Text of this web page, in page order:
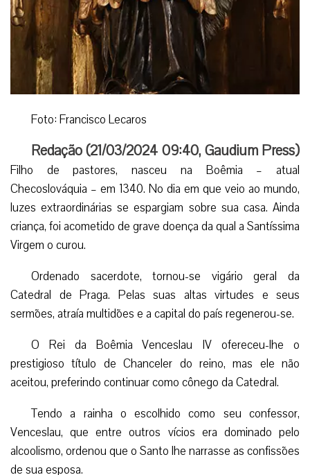
Foto: Francisco Lecaros
Redação (21/03/2024 09:40, Gaudium Press)
Filho de pastores, nasceu na Boêmia – atual
Checoslováquia – em 1340. No dia em que veio ao mundo,
luzes extraordinárias se espargiam sobre sua casa. Ainda
criança, foi acometido de grave doença da qual a Santíssima
Virgem o curou.
Ordenado sacerdote, tornou-se vigário geral da
Catedral de Praga. Pelas suas altas virtudes e seus
sermões, atraía multidões e a capital do país regenerou-se.
O Rei da Boêmia Venceslau IV ofereceu-lhe o
prestigioso título de Chanceler do reino, mas ele não
aceitou, preferindo continuar como cônego da Catedral.
Tendo a rainha o escolhido como seu confessor,
Venceslau, que entre outros vícios era dominado pelo
alcoolismo, ordenou que o Santo lhe narrasse as confissões
de sua esposa.